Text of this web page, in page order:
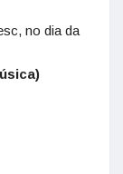
no dia da